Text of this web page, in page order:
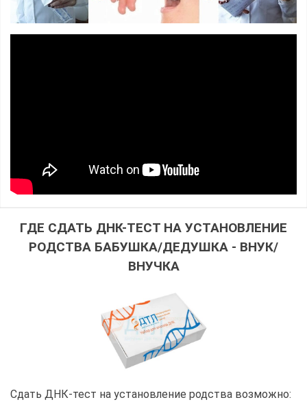
ГДЕ СДАТЬ ДНК-ТЕСТ НА УСТАНОВЛЕНИЕ
РОДСТВА БАБУШКА/ДЕДУШКА - ВНУК/
ВНУЧКА
Сдать ДНК-тест на установление родства возможно: